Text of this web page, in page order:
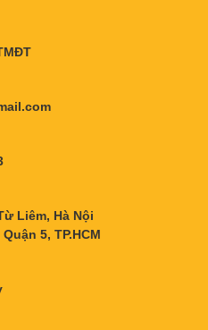
Liêm, Hà Nội
5, TP.HCM